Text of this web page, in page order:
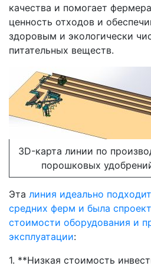
качества и помогает
ценность отходов и
здоровым и экологически
питательных веществ.
3D-карта линии по
порошковых
Эта линия идеально
средних ферм и была
стоимости оборудования и
эксплуатации:
1. **Низкая стоимость